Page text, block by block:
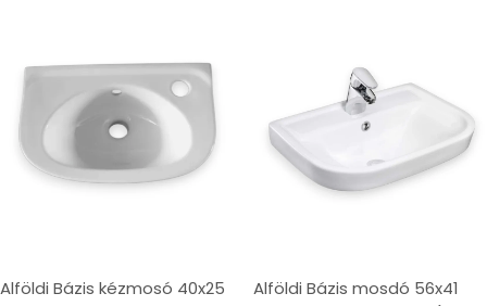
Alföldi Bázis kézmosó 40x25
Alföldi Bázis mosdó 56x41